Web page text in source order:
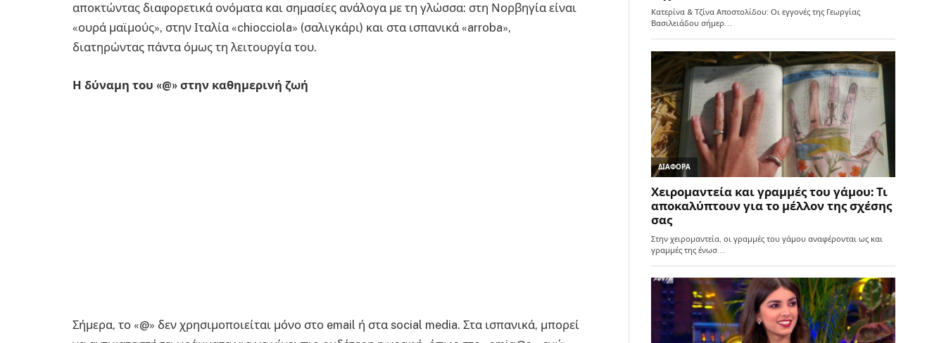
αποκτώντας διαφορετικά ονόματα και σημασίες ανάλογα με τη γλώσσα: στη Νορβηγία είναι
«ουρά μαϊμούς», στην Ιταλία «chiocciola» (σαλιγκάρι) και στα ισπανικά «arroba»,
διατηρώντας πάντα όμως τη λειτουργία του.
Η δύναμη του «@» στην καθημερινή ζωή
Σήμερα, το «@» δεν χρησιμοποιείται μόνο στο email ή στα social media. Στα ισπανικά, μπορεί